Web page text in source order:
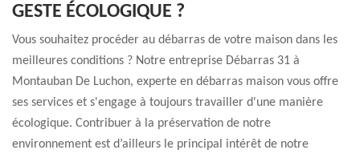
GESTE ÉCOLOGIQUE ?
Vous souhaitez procéder au débarras de votre maison dans les
meilleures conditions ? Notre entreprise Débarras 31 à
Montauban De Luchon, experte en débarras maison vous offre
ses services et s'engage à toujours travailler d'une manière
écologique. Contribuer à la préservation de notre
environnement est d’ailleurs le principal intérêt de notre